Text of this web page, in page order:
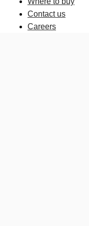
Contact us
Careers